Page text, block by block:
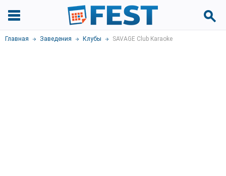
Главная Заведения Клубы SAVAGE Club Karaoke